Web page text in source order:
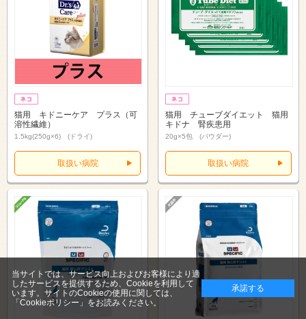
猫用 キドニーケア プラス（可
溶性繊維）
1.5kg(250g×6) (ドライ)
取扱い病院
猫用 チューブダイエット 猫用
キドナ 腎疾患用
20g×5包 (パウダー)
取扱い病院
当サイトでは、サービス向上およびお客様により適
したサービスを提供するため、Cookieを利用して
います。サイトのCookieの使用に関しては、
「Cookieポリシー」 をお読みください。
承諾する